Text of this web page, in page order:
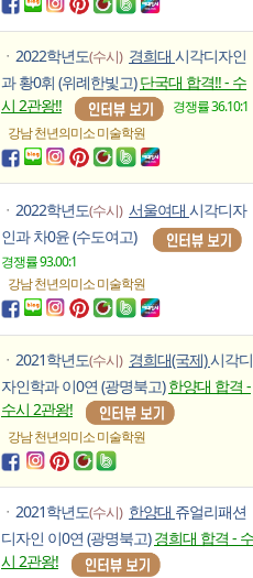
ㆍ 2022학년도(수시) 경희대 시각디자인
과 황0휘 (위례한빛고)단국대 합격!! - 수
시 2관왕!!
경쟁률 36.10:1
강남 천년의미소미술학원
ㆍ 2022학년도(수시) 서울여대 시각디자
인과 차0윤 (수도여고)
경쟁률 93.00:1
강남 천년의미소미술학원
ㆍ 2021학년도(수시) 경희대(국제)시각디
자인학과 이0연 (광명북고)한양대 합격 -
수시 2관왕!
강남 천년의미소미술학원
ㆍ 2021학년도(수시) 한양대 쥬얼리패션
디자인 이0연 (광명북고)경희대 합격 - 수
시 2관왕!